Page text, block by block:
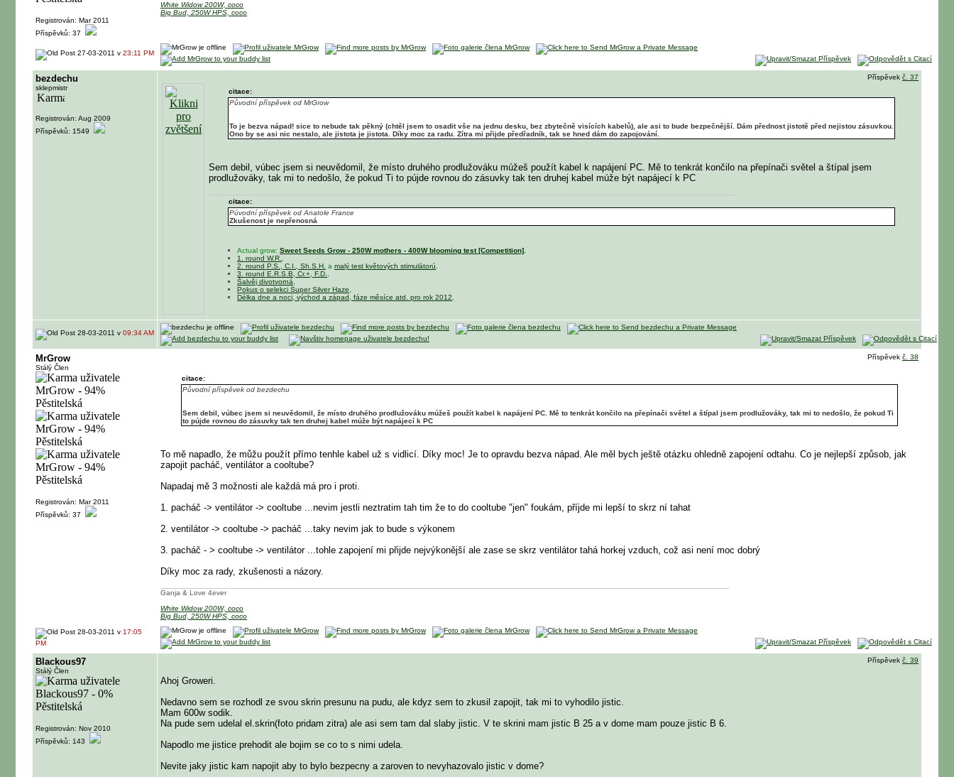
Registrován: Mar 2011
Příspěvků: 37
White Widow 200W, coco
Big Bud, 250W HPS, coco
27-03-2011 v 23:11 PM
bezdechu
sklepmistr
Registrován: Aug 2009
Příspěvků: 1549
Příspěvek č. 37
citace:
Původní příspěvek od MrGrow
To je bezva nápad! sice to nebude tak pěkný (chtěl jsem to osadit vše na jednu desku, bez zbytečně visících kabelů), ale asi to bude bezpečnější. Dám přednost jistotě před nejistou zásuvkou.
Ono by se asi nic nestalo, ale jistota je jistota. Díky moc za radu. Zítra mi přijde předřadník, tak se hned dám do zapojování.
Sem debil, vúbec jsem si neuvědomil, že místo druhého prodlužováku múžeš použít kabel k napájení PC. Mě to tenkrát končilo na přepínači světel a štípal jsem
prodlužováky, tak mi to nedošlo, že pokud Ti to pújde rovnou do zásuvky tak ten druhej kabel múže být napájecí k PC
citace:
Púvodní příspěvek od Anatole France
Zkušenost je nepřenosná
Actual grow: Sweet Seeds Grow - 250W mothers - 400W blooming test [Competition]
1. round W.R.
2. round P.S., C.I., Sh.S.H. a malý test květových stimulátorú
3. round E.R.S.B, Cr.+, F.D.
Šalvěj divotvorná
Pokus o selekci Super Silver Haze
Délka dne a noci, východ a západ, fáze měsíce atd. pro rok 2012
28-03-2011 v 09:34 AM
MrGrow
Stálý Člen
Registrován: Mar 2011
Příspěvků: 37
Příspěvek č. 38
citace:
Původní příspěvek od bezdechu
Sem debil, vúbec jsem si neuvědomil, že místo druhého prodlužováku múžeš použít kabel k napájení PC. Mě to tenkrát končilo na přepínači světel a štípal jsem prodlužováky, tak mi to nedošlo, že pokud Ti
to pújde rovnou do zásuvky tak ten druhej kabel múže být napájecí k PC
To mě napadlo, že můžu použít přímo tenhle kabel už s vidlicí. Díky moc! Je to opravdu bezva nápad. Ale měl bych ještě otázku ohledně zapojení odtahu. Co je nejlepší způsob, jak
zapojit pacháč, ventilátor a cooltube?
Napadaj mě 3 možnosti ale každá má pro i proti.
1. pacháč -> ventilátor -> cooltube ...nevim jestli neztratim tah tim že to do cooltube "jen" foukám, příjde mi lepší to skrz ní tahat
2. ventilátor -> cooltube -> pacháč ...taky nevim jak to bude s výkonem
3. pacháč - > cooltube -> ventilátor ...tohle zapojení mi přijde nejvýkonější ale zase se skrz ventilátor tahá horkej vzduch, což asi není moc dobrý
Díky moc za rady, zkušenosti a názory.
Ganja & Love 4ever
White Widow 200W, coco
Big Bud, 250W HPS, coco
28-03-2011 v 17:05
PM
Blackous97
Stálý Člen
Registrován: Nov 2010
Příspěvků: 143
Příspěvek č. 39
Ahoj Groweri.
Nedavno sem se rozhodl ze svou skrin presunu na pudu, ale kdyz sem to zkusil zapojit, tak mi to vyhodilo jistic.
Mam 600w sodik.
Na pude sem udelal el.skrin(foto pridam zitra) ale asi sem tam dal slaby jistic. V te skrini mam jistic B 25 a v dome mam pouze jistic B 6.
Napodlo me jistice prehodit ale bojim se co to s nimi udela.
Nevite jaky jistic kam napojit aby to bylo bezpecny a zaroven to nevyhazovalo jistic v dome?